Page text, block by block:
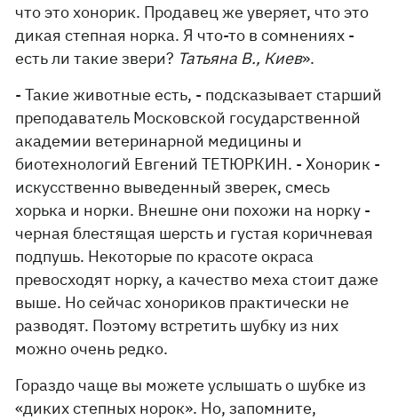
что это хонорик. Продавец же уверяет, что это
дикая степная норка. Я что-то в сомнениях -
есть ли такие звери? Татьяна В., Киев».
- Такие животные есть, - подсказывает старший
преподаватель Московской государственной
академии ветеринарной медицины и
биотехнологий Евгений ТЕТЮРКИН. - Хонорик -
искусственно выведенный зверек, смесь
хорька и норки. Внешне они похожи на норку -
черная блестящая шерсть и густая коричневая
подпушь. Некоторые по красоте окраса
превосходят норку, а качество меха стоит даже
выше. Но сейчас хонориков практически не
разводят. Поэтому встретить шубку из них
можно очень редко.
Гораздо чаще вы можете услышать о шубке из
«диких степных норок». Но, запомните,